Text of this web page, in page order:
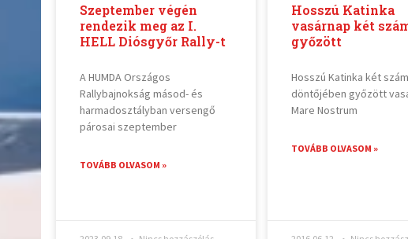
Szeptember végén
rendezik meg az I.
HELL Diósgyőr Rally-t
A HUMDA Országos
Rallybajnokság másod- és
harmadosztályban versengő
párosai szeptember
TOVÁBB OLVASOM »
Hosszú Katinka
vasárnap két
győzött
Hosszú Katinka két szám
döntőjében győzött
Mare Nostrum
TOVÁBB OLVASOM »